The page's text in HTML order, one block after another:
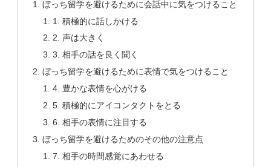
ぼっち留学を避けるために会話中に気をつけること
1. 積極的に話しかける
2. 声は大きく
3. 相手の話を良く聞く
ぼっち留学を避けるために表情で気をつけること
4. 豊かな表情を心がける
5. 積極的にアイコンタクトをとる
6. 相手の表情に注目する
ぼっち留学を避けるためのその他の注意点
7. 相手の時間感覚にあわせる